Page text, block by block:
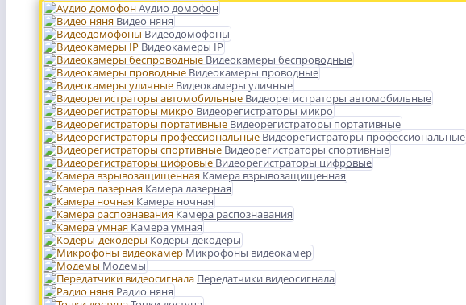
Аудио домофон
Видео няня
Видеодомофоны
Видеокамеры IP
Видеокамеры беспроводные
Видеокамеры проводные
Видеокамеры уличные
Видеорегистраторы автомобильные
Видеорегистраторы микро
Видеорегистраторы портативные
Видеорегистраторы профессиональные
Видеорегистраторы спортивные
Видеорегистраторы цифровые
Камера взрывозащищенная
Камера лазерная
Камера ночная
Камера распознавания
Камера умная
Кодеры-декодеры
Микрофоны видеокамер
Модемы
Передатчики видеосигнала
Радио няня